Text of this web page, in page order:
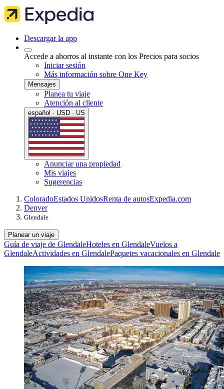
Descargar la app
Accede a ahorros al instante con los Precios para socios
Iniciar sesión
Más información sobre One Key
Mensajes
Planea tu viaje
Atención al cliente
español · USD · US
Anunciar una propiedad
Mis viajes
Sugerencias
ColoradoEstados UnidosRenta de autosExpedia.com
Denver
Glendale
Planear un viaje
Guía de viaje de GlendaleHoteles en GlendaleVuelos a
GlendaleActividades en GlendalePaquetes vacacionales en Glendale